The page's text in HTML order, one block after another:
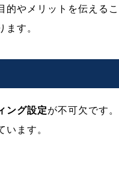
やメリットを伝える
す。
ング設定が不可欠です
ます。